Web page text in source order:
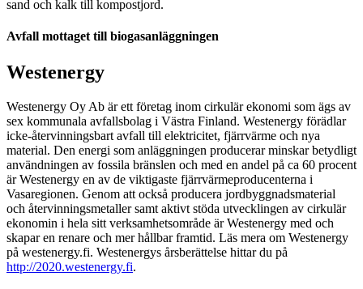
sand och kalk till kompostjord.
Avfall mottaget till biogasanläggningen
Westenergy
Westenergy Oy Ab är ett företag inom cirkulär ekonomi som ägs av
sex kommunala avfallsbolag i Västra Finland. Westenergy förädlar
icke-återvinningsbart avfall till elektricitet, fjärrvärme och nya
material. Den energi som anläggningen producerar minskar betydligt
användningen av fossila bränslen och med en andel på ca 60 procent
är Westenergy en av de viktigaste fjärrvärmeproducenterna i
Vasaregionen. Genom att också producera jordbyggnadsmaterial
och återvinningsmetaller samt aktivt stöda utvecklingen av cirkulär
ekonomin i hela sitt verksamhetsområde är Westenergy med och
skapar en renare och mer hållbar framtid. Läs mera om Westenergy
på westenergy.fi. Westenergys årsberättelse hittar du på
http://2020.westenergy.fi.